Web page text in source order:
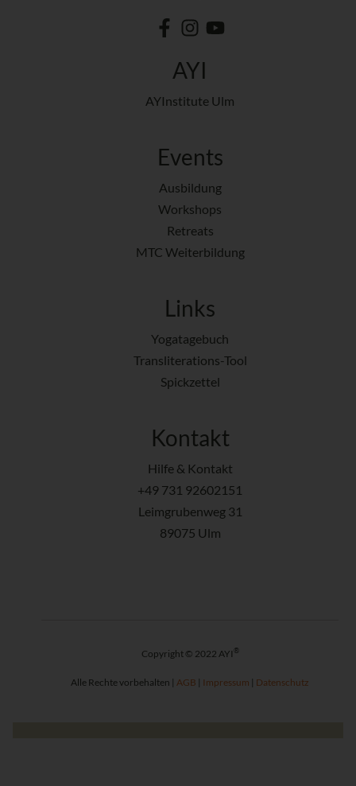
AYI
AYInstitute Ulm
Events
Ausbildung
Workshops
Retreats
MTC Weiterbildung
Links
Yogatagebuch
Transliterations-Tool
Spickzettel
Kontakt
Hilfe & Kontakt
+49 731 92602151
Leimgrubenweg 31
89075 Ulm
Copyright © 2022 AYI ®
Alle Rechte vorbehalten | AGB | Impressum | Datenschutz